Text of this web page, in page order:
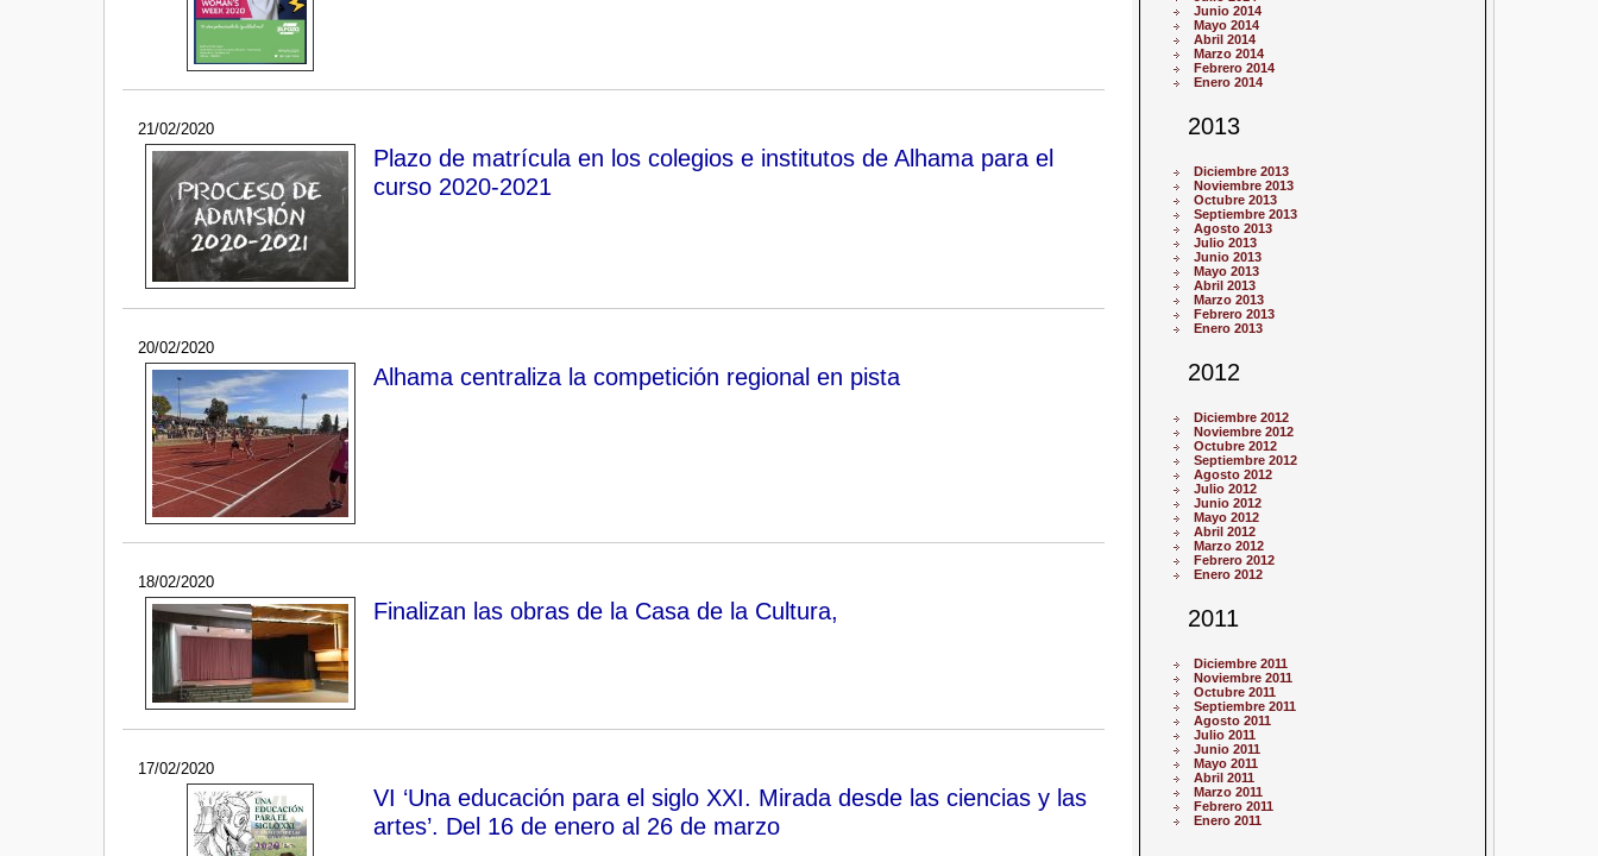
21/02/2020
Plazo de matrícula en los colegios e institutos de Alhama para el
curso 2020-2021
20/02/2020
Alhama centraliza la competición regional en pista
18/02/2020
Finalizan las obras de la Casa de la Cultura,
17/02/2020
VI ‘Una educación para el siglo XXI. Mirada desde las ciencias y las
artes’. Del 16 de enero al 26 de marzo
Junio 2014
Mayo 2014
Abril 2014
Marzo 2014
Febrero 2014
Enero 2014
2013
Diciembre 2013
Noviembre 2013
Octubre 2013
Septiembre 2013
Agosto 2013
Julio 2013
Junio 2013
Mayo 2013
Abril 2013
Marzo 2013
Febrero 2013
Enero 2013
2012
Diciembre 2012
Noviembre 2012
Octubre 2012
Septiembre 2012
Agosto 2012
Julio 2012
Junio 2012
Mayo 2012
Abril 2012
Marzo 2012
Febrero 2012
Enero 2012
2011
Diciembre 2011
Noviembre 2011
Octubre 2011
Septiembre 2011
Agosto 2011
Julio 2011
Junio 2011
Mayo 2011
Abril 2011
Marzo 2011
Febrero 2011
Enero 2011